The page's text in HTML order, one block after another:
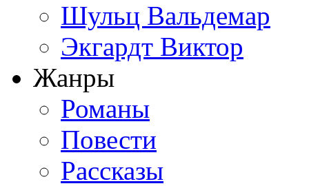
Шульц Вальдемар
Экгардт Виктор
Жанры
Романы
Повести
Рассказы